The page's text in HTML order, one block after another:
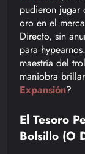
pudieron jugar
oro en el
Directo, sin
para
maestría del
maniobra
Expansión?
El Tesoro
Bolsillo (o